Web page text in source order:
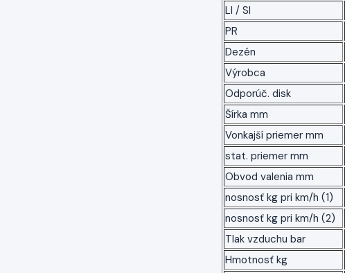
LI / SI
PR
Dezén
Výrobca
Odporúč. disk
Šírka mm
Vonkajší priemer mm
stat. priemer mm
Obvod valenia mm
nosnosť kg pri km/h (1)
nosnosť kg pri km/h (2)
Tlak vzduchu bar
Hmotnosť kg